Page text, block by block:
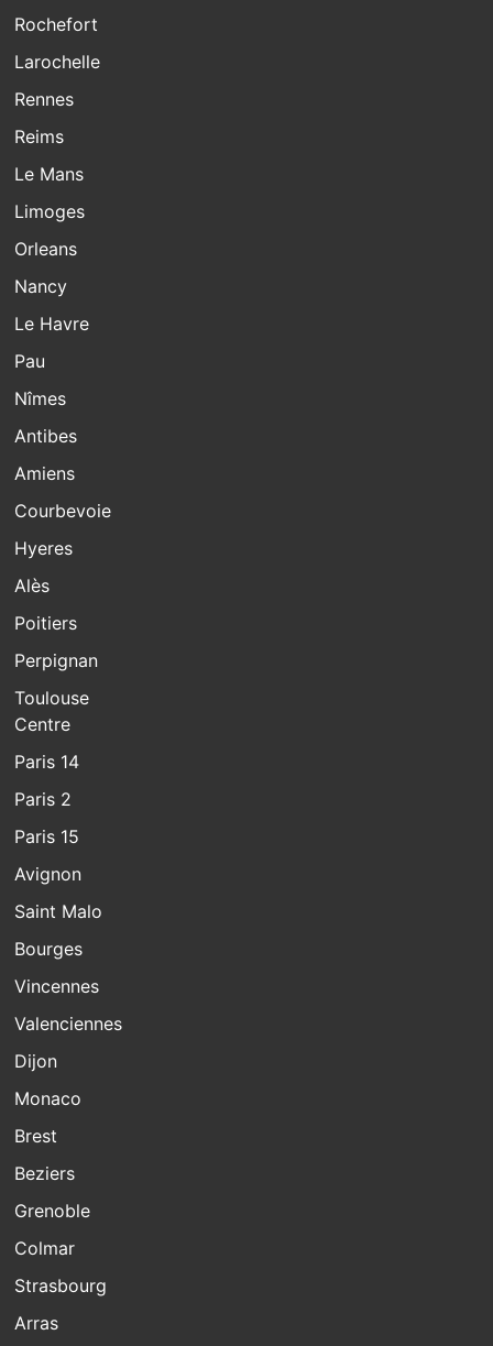
Rochefort
Larochelle
Rennes
Reims
Le Mans
Limoges
Orleans
Nancy
Le Havre
Pau
Nîmes
Antibes
Amiens
Courbevoie
Hyeres
Alès
Poitiers
Perpignan
Toulouse
Centre
Paris 14
Paris 2
Paris 15
Avignon
Saint Malo
Bourges
Vincennes
Valenciennes
Dijon
Monaco
Brest
Beziers
Grenoble
Colmar
Strasbourg
Arras